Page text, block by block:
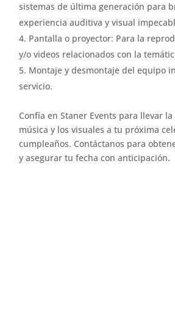
sistemas de última generación para
experiencia auditiva y visual
Pantalla o proyector: Para la
y/o videos relacionados con la
Montaje y desmontaje del equipo
servicio.
Confía en Staner Events para llevar
música y los visuales a tu próxima
cumpleaños. Contáctanos para
y asegurar tu fecha con anticipación.